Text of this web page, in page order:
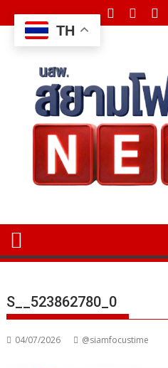
to
content
S__523862780_0
04/07/2026 @siamfocustime
TH